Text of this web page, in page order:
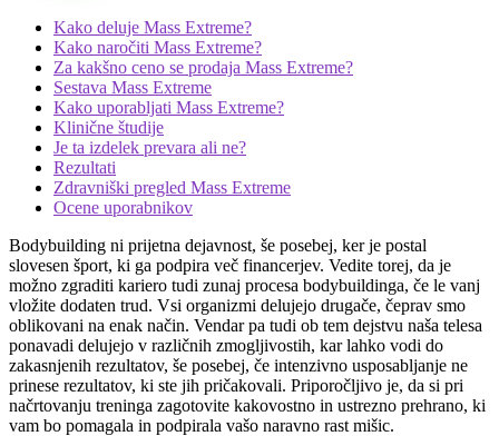
Kako deluje Mass Extreme?
Kako naročiti Mass Extreme?
Za kakšno ceno se prodaja Mass Extreme?
Sestava Mass Extreme
Kako uporabljati Mass Extreme?
Klinične študije
Je ta izdelek prevara ali ne?
Rezultati
Zdravniški pregled Mass Extreme
Ocene uporabnikov
Bodybuilding ni prijetna dejavnost, še posebej, ker je postal
slovesen šport, ki ga podpira več financerjev. Vedite torej, da je
možno zgraditi kariero tudi zunaj procesa bodybuildinga, če le vanj
vložite dodaten trud. Vsi organizmi delujejo drugače, čeprav smo
oblikovani na enak način. Vendar pa tudi ob tem dejstvu naša telesa
ponavadi delujejo v različnih zmogljivostih, kar lahko vodi do
zakasnjenih rezultatov, še posebej, če intenzivno usposabljanje ne
prinese rezultatov, ki ste jih pričakovali. Priporočljivo je, da si pri
načrtovanju treninga zagotovite kakovostno in ustrezno prehrano, ki
vam bo pomagala in podpirala vašo naravno rast mišic.